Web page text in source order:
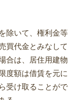
除いて、権利金等
買代金とみなして
合は、居住用建物
度額は借賃を元に
受け取ることがで